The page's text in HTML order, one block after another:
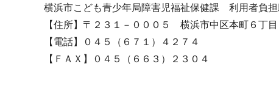
横浜市こども青少年局障害児福祉保健課 利用者負担
【住所】〒２３１－０００５ 横浜市中区本町６丁
【電話】０４５（６７１）４２７４
【ＦＡＸ】０４５（６６３）２３０４